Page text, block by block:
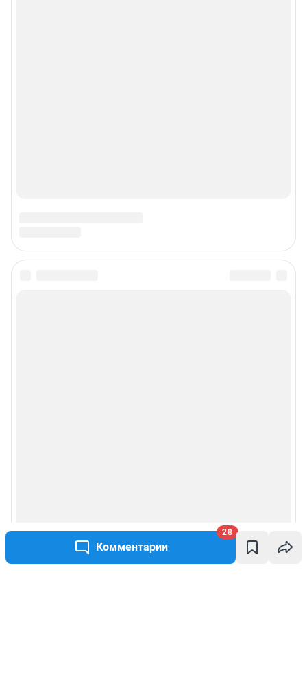
Комментарии
28